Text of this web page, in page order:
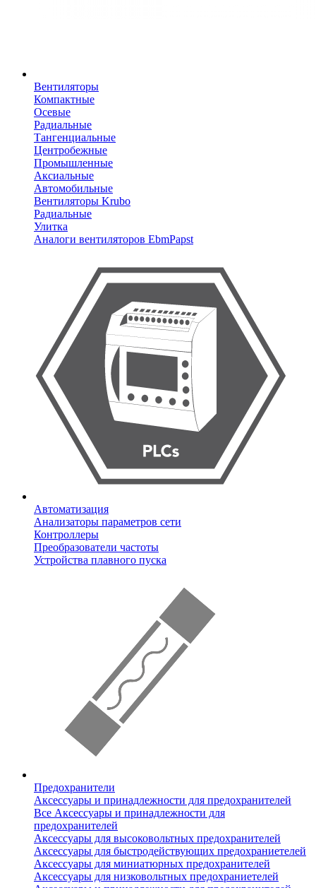
Вентиляторы
Компактные
Осевые
Радиальные
Тангенциальные
Центробежные
Промышленные
Аксиальные
Автомобильные
Вентиляторы Krubo
Радиальные
Улитка
Аналоги вентиляторов EbmPapst
Автоматизация
Анализаторы параметров сети
Контроллеры
Преобразователи частоты
Устройства плавного пуска
Предохранители
Аксессуары и принадлежности для предохранителей
Все Аксессуары и принадлежности для
предохранителей
Аксессуары для высоковольтных предохранителей
Аксессуары для быстродействующих предохраниетелей
Аксессуары для миниатюрных предохранителей
Аксессуары для низковольтных предохраниетелей